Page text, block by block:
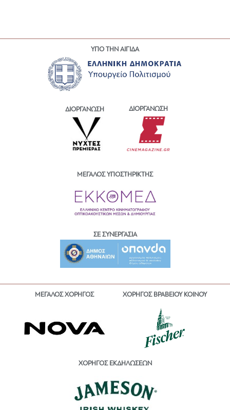
ΥΠΟ ΤΗΝ ΑΙΓΙΔΑ
ΔΙΟΡΓΑΝΩΣΗ ΔΙΟΡΓΑΝΩΣΗ
ΜΕΓΑΛΟΣ ΥΠΟΣΤΗΡΙΚΤΗΣ
ΣΕ ΣΥΝΕΡΓΑΣΙΑ
ΜΕΓΑΛΟΣ ΧΟΡΗΓΟΣ ΧΟΡΗΓΟΣ ΒΡΑΒΕΙΟΥ ΚΟΙΝΟΥ
ΧΟΡΗΓΟΣ ΕΚΔΗΛΩΣΕΩΝ